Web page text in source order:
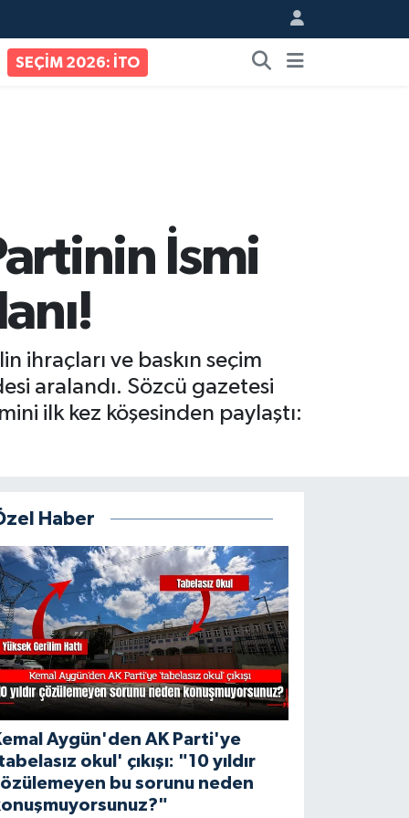
SEÇİM 2026: İTO
İsmi
ihraçları ve baskın seçim
aralandı. Sözcü gazetesi
ilk kez köşesinden paylaştı:
Haber
Aygün'den AK Parti'ye
okul' çıkışı: "10 yıldır
bu sorunu neden